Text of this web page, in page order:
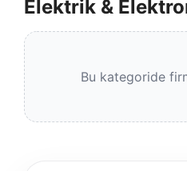
Elektrik &
Bu kategoride